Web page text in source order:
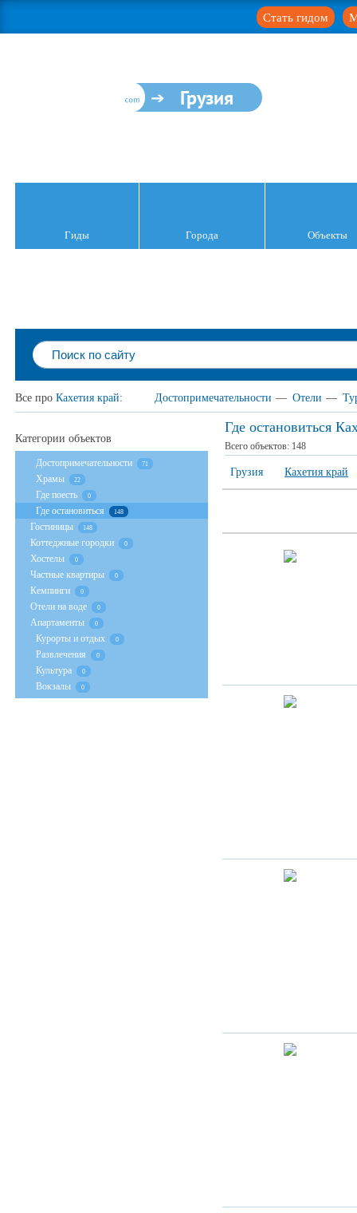
Стать гидом
Грузия
Гиды Города Объекты
Все про Кахетия край: Достопримечательности — Отели —
Где остановиться
Всего объектов: 148
Грузия Кахетия край
Категории объектов
Достопримечательности 71
Храмы 22
Где поесть 0
Где остановиться 148
Гостиницы 148
Коттеджные городки 0
Хостелы 0
Частные квартиры 0
Кемпинги 0
Отели на воде 0
Апартаменты 0
Курорты и отдых 0
Развлечения 0
Культура 0
Вокзалы 0